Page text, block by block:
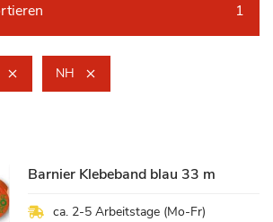
1
NH
Barnier Klebeband blau 33 m
ca. 2-5 Arbeitstage (Mo-Fr)